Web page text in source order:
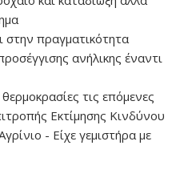
στην πραγματικότητα
ανήλικης έναντι
τις επόμενες
Εκτίμησης Κινδύνου
- Είχε γεμιστήρα με